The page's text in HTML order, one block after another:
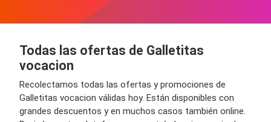
Todas las ofertas de Galletitas
vocacion
Recolectamos todas las ofertas y promociones de
Galletitas vocacion válidas hoy. Están disponibles con
grandes descuentos y en muchos casos también online.